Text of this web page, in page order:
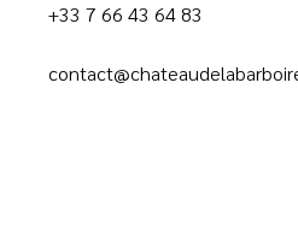
+33 7 66 43 64 83